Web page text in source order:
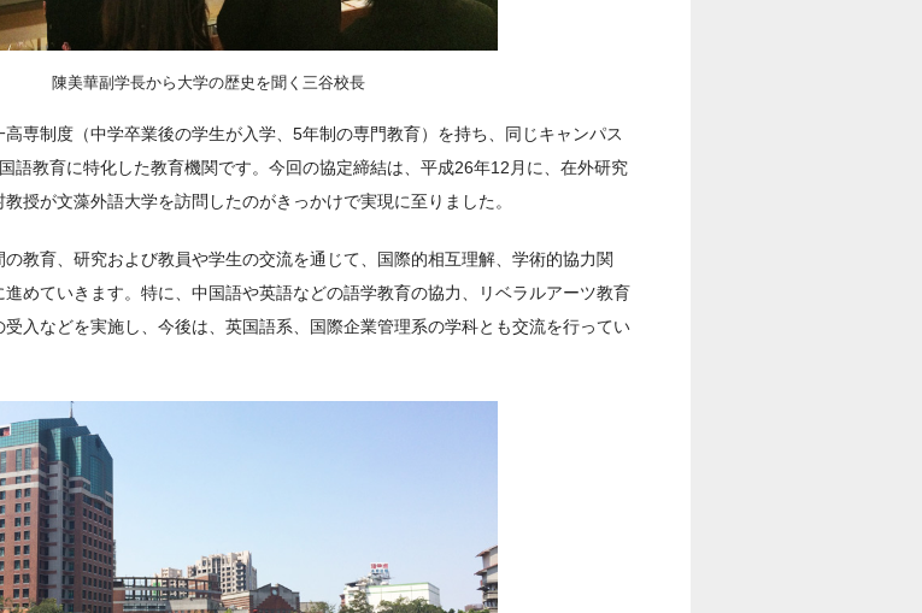
陳美華副学長から大学の歴史を聞く三谷校長
専制度（中学卒業後の学生が入学、5年制の専門教育）を持ち、同じキャンパス
語教育に特化した教育機関です。今回の協定締結は、平成26年12月に、在外研究
授が文藻外語大学を訪問したのがきっかけで実現に至りました。
教育、研究および教員や学生の交流を通じて、国際的相互理解、学術的協力関
めていきます。特に、中国語や英語などの語学教育の協力、リベラルアーツ教育
入などを実施し、今後は、英国語系、国際企業管理系の学科とも交流を行ってい